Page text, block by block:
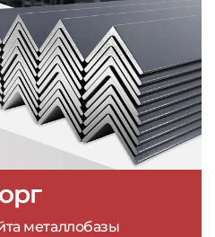
металлобазы